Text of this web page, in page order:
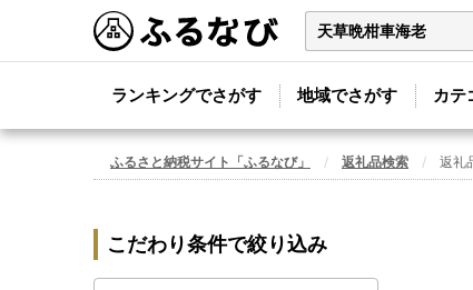
ランキングでさがす 地域でさがす カテ
ふるさと納税サイト「ふるなび」 返礼品検索 返礼
こだわり条件で絞り込み